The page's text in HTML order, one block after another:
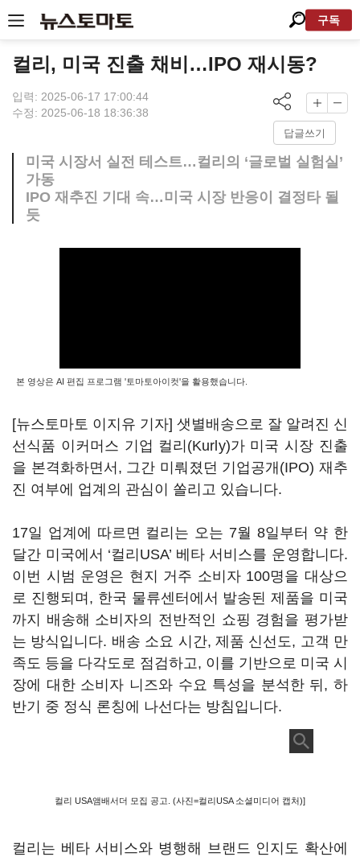
구독
컬리, 미국 진출 채비…IPO 재시동?
입력: 2025-06-17 17:00:44
수정: 2025-06-18 18:36:38
답글쓰기
미국 시장서 실전 테스트…컬리의 ‘글로벌 실험실’
가동
IPO 재추진 기대 속…미국 시장 반응이 결정타 될
듯
본 영상은 AI 편집 프로그램 '토마토아이컷'을 활용했습니다.
[뉴스토마토 이지유 기자] 샛별배송으로 잘 알려진 신
선식품 이커머스 기업 컬리(Kurly)가 미국 시장 진출
을 본격화하면서, 그간 미뤄졌던 기업공개(IPO) 재추
진 여부에 업계의 관심이 쏠리고 있습니다.
17일 업계에 따르면 컬리는 오는 7월 8일부터 약 한
달간 미국에서 ‘컬리USA’ 베타 서비스를 운영합니다.
이번 시범 운영은 현지 거주 소비자 100명을 대상으
로 진행되며, 한국 물류센터에서 발송된 제품을 미국
까지 배송해 소비자의 전반적인 쇼핑 경험을 평가받
는 방식입니다. 배송 소요 시간, 제품 신선도, 고객 만
족도 등을 다각도로 점검하고, 이를 기반으로 미국 시
장에 대한 소비자 니즈와 수요 특성을 분석한 뒤, 하
반기 중 정식 론칭에 나선다는 방침입니다.
컬리 USA앰배서더 모집 공고. (사진=컬리USA 소셜미디어 캡처)]
컬리는 베타 서비스와 병행해 브랜드 인지도 확산에